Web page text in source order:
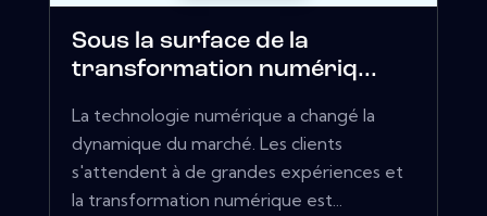
Sous la surface de la
transformation numériq...
La technologie numérique a changé la
dynamique du marché. Les clients
s'attendent à de grandes expériences et
la transformation numérique est...